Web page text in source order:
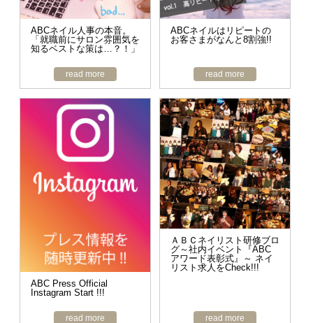
ABCネイル人事の本音。
「就職前にサロン雰囲気を
知るベストな策は…？！」
read more
ABCネイルはリピートの
お客さまがなんと8割強!!
read more
ABC Press Official
Instagram Start !!!
read more
ＡＢＣネイリスト研修ブロ
グ～社内イベント『ABC
アワード表彰式』～ ネイ
リスト求人をCheck!!!
read more